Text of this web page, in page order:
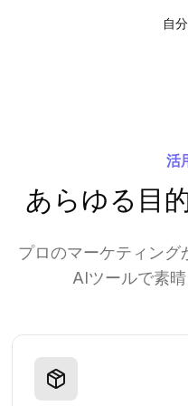
自
活
あらゆる目
プロのマーケティン
AIツールで素晴